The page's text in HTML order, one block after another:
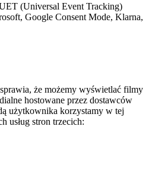
(Universal Event Tracking)
Google Consent Mode, Klarna,
że możemy wyświetlać filmy
hostowane przez dostawców
użytkownika korzystamy w tej
usług stron trzecich: